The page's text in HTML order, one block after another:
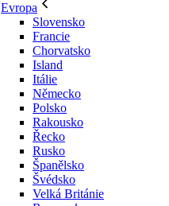
Evropa
Slovensko
Francie
Chorvatsko
Island
Itálie
Německo
Polsko
Rakousko
Řecko
Rusko
Španělsko
Švédsko
Velká Británie